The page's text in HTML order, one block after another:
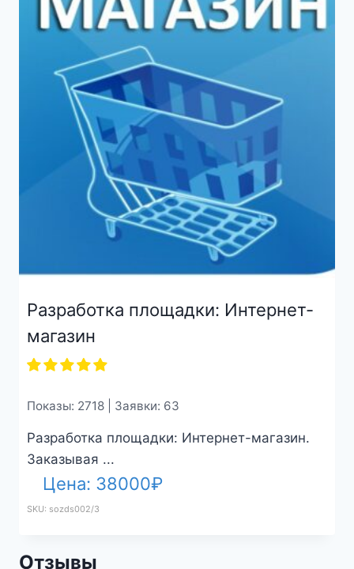
Разработка площадки: Интернет-
магазин
Показы: 2718 | Заявки: 63
Разработка площадки: Интернет-магазин.
Заказывая ...
Цена: 38000₽
SKU: sozds002/3
Отзывы